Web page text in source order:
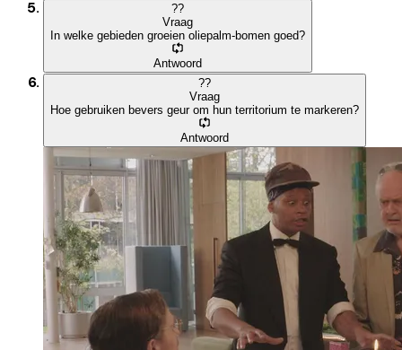
??
Vraag
In welke gebieden groeien oliepalm-bomen goed?
Antwoord
??
Vraag
Hoe gebruiken bevers geur om hun territorium te markeren?
Antwoord